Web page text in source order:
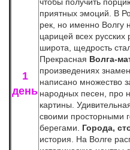
1
день
приятных эмоций. В
рек, но именно Волгу
царицей всех русских
широта, щедрость
Прекрасная Волга-
произведениях
написано множество
народных песен, про
картины.
своими просторными
берегами. Города,
история. На Волге